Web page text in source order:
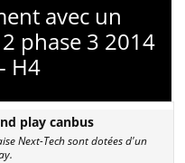
avec un
phase 3 2014
H4
play canbus
Next-Tech sont dotées d'un